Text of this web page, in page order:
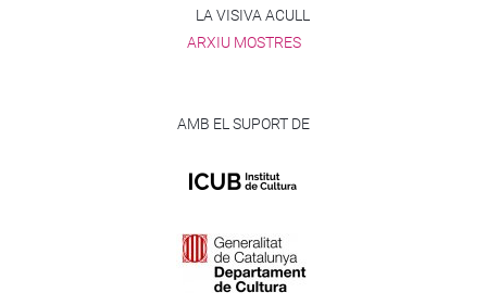
LA VISIVA ACULL
ARXIU MOSTRES
AMB EL SUPORT DE